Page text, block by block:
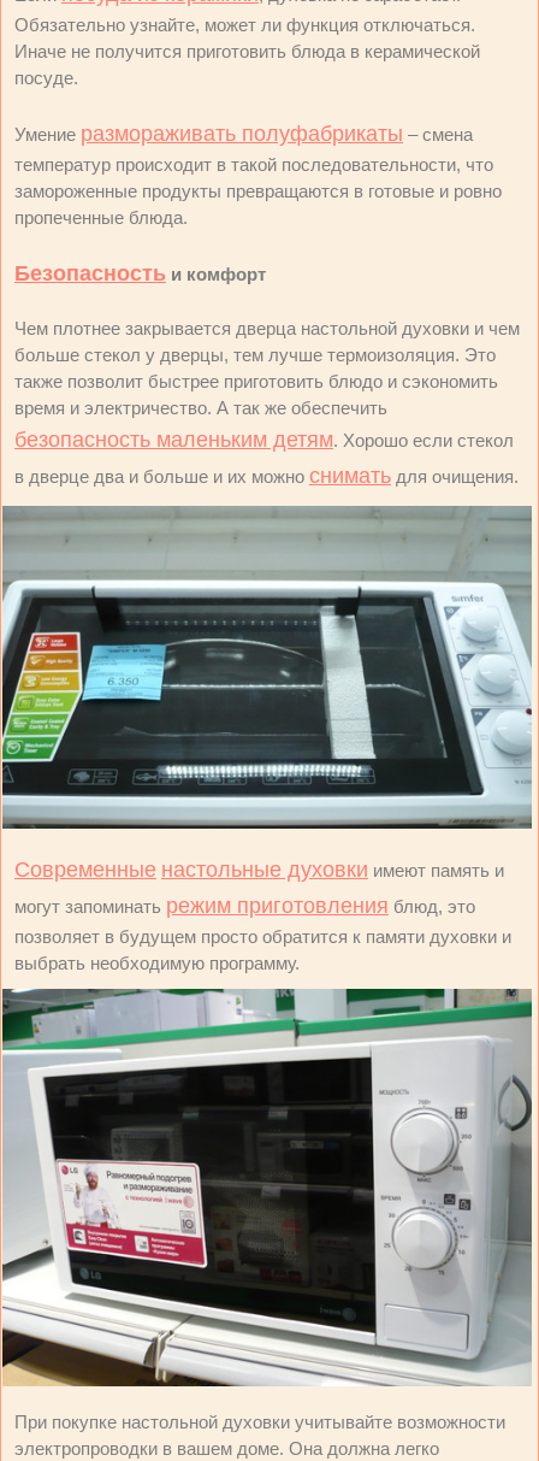
Обязательно узнайте, может ли функция отключаться.
Иначе не получится приготовить блюда в керамической
посуде.
Умение размораживать полуфабрикаты – смена
температур происходит в такой последовательности, что
замороженные продукты превращаются в готовые и ровно
пропеченные блюда.
Безопасность и комфорт
Чем плотнее закрывается дверца настольной духовки и чем
больше стекол у дверцы, тем лучше термоизоляция. Это
также позволит быстрее приготовить блюдо и сэкономить
время и электричество. А так же обеспечить
безопасность маленьким детям. Хорошо если стекол
в дверце два и больше и их можно снимать для очищения.
Современные настольные духовки имеют память и
могут запоминать режим приготовления блюд, это
позволяет в будущем просто обратится к памяти духовки и
выбрать необходимую программу.
При покупке настольной духовки учитывайте возможности
электропроводки в вашем доме. Она должна легко